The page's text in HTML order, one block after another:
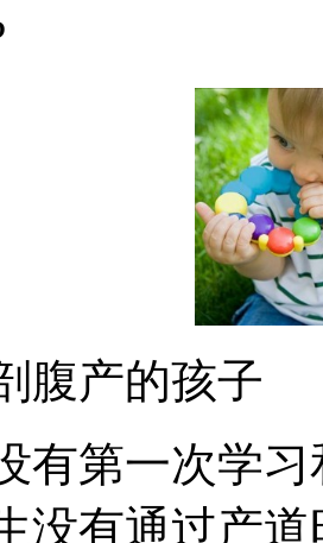
产的孩子
第一次学习
没有通过产